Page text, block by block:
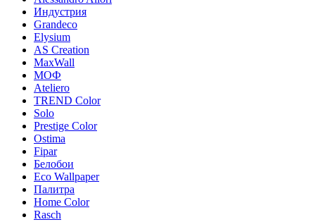
Индустрия
Grandeco
Elysium
AS Creation
MaxWall
МОФ
Ateliero
TREND Color
Solo
Prestige Color
Ostima
Fipar
Белобои
Eco Wallpaper
Палитра
Home Color
Rasch